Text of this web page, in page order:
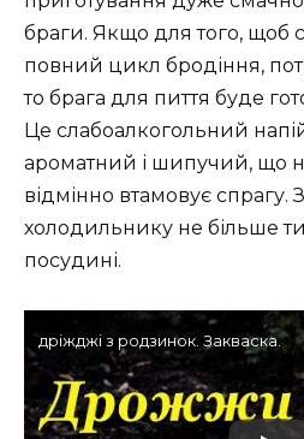
браги. Якщо для того, щоб
повний цикл бродіння,
то брага для пиття буде
Це слабоалкогольний
ароматний і шипучий, що
відмінно втамовує спрагу.
холодильнику не більше
посудині.
дріжджі з родзинок. Закваска.